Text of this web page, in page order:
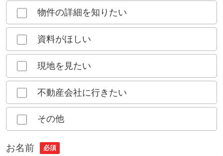
物件の詳細を知りたい
資料がほしい
現地を見たい
不動産会社に行きたい
その他
お名前 必須